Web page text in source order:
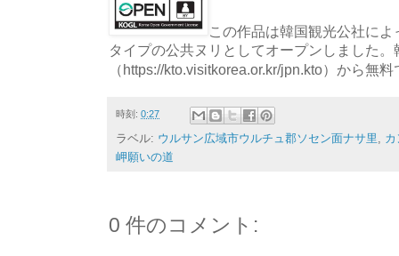
この作品は韓国観光公社に
タイプの公共ヌリとしてオープンしました。
（https://kto.visitkorea.or.kr/jpn.kto）から無
時刻: 0:27
ラベル: ウルサン広域市ウルチュ郡ソセン面ナサ里
岬願いの道
0 件のコメント: